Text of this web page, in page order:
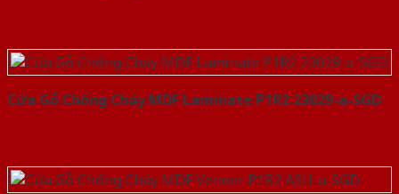
Cửa Gỗ Chống Cháy MDF Laminate P1R2 23029-a-SGD